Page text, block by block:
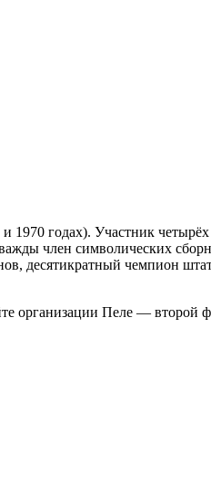
годах). Участник
член символических
десятикратный чемпион
Пеле — второй